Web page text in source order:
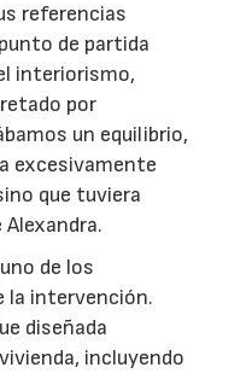
referencias
de partida
interiorismo,
por
un equilibrio,
excesivamente
que tuviera
de los
la intervención.
diseñada
incluyendo